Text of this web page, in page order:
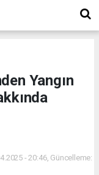
Yangın
- 20:46, Güncelleme: